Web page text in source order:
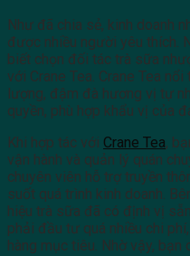
Như đã chia sẻ, kinh doanh
được nhiều người yêu thích.
biết chọn đối tác trà sữa
với Crane Tea. Crane Tea
lượng, đậm đà hương vị tự
quyền, phù hợp khẩu vị của
Khi hợp tác với Crane Tea,
vận hành và quản lý quán
chuyên viên hỗ trợ truyền
suốt quá trình kinh doanh.
hiệu trà sữa đã có định vị
phải đầu tư quá nhiều chi
hàng mục tiêu. Nhờ vậy,